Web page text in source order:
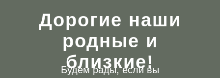
Дорогие наши
родные и
близкие!
Будем рады, если вы